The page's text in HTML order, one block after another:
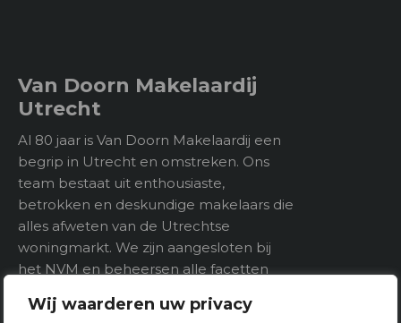
Wij waarderen uw privacy
Woonoppervlakte
109 m2
kenmerken
Inhoud 377 m
Indeling
Van Doorn Makelaardij
Utrecht
Al 80 jaar is Van Doorn Makelaardij een
begrip in Utrecht en omstreken. Ons
team bestaat uit enthousiaste,
betrokken en deskundige makelaars die
alles afweten van de Utrechtse
woningmarkt. We zijn aangesloten bij
het NVM en beheersen alle facetten
dan ook terecht voor het kopen,